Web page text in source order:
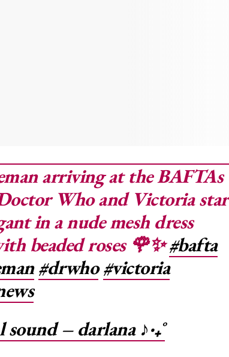
arriving at the BAFTAs
Who and Victoria star
in a nude mesh dress
beaded roses 🌹✨#bafta
#drwho #victoria
– darlana ♪‧₊˚